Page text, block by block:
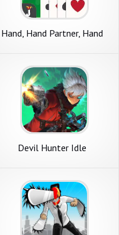
Hand, Hand Partner, Hand
Devil Hunter Idle